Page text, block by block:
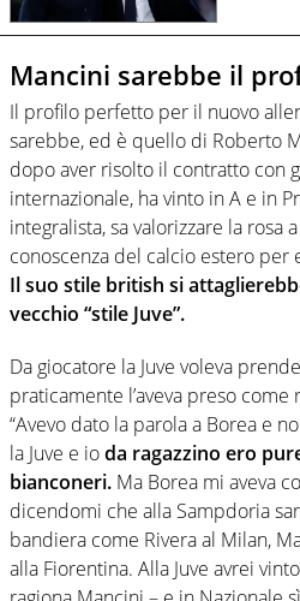
Mancini sarebbe il
Il profilo perfetto per il nuovo
sarebbe, ed è quello di Roberto
dopo aver risolto il contratto con
internazionale, ha vinto in A e in
integralista, sa valorizzare la rosa
conoscenza del calcio estero per
Il suo stile british si
vecchio “stile Juve”.
Da giocatore la Juve voleva
praticamente l’aveva preso
“Avevo dato la parola a Borea e
la Juve e ioda ragazzino ero
bianconeri. Ma Borea mi aveva
dicendomi che alla Sampdoria
bandiera come Rivera al Milan,
alla Fiorentina. Alla Juve avrei